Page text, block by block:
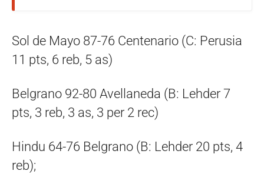
Sol de Mayo 87-76 Centenario (C: Perusia
11 pts, 6 reb, 5 as)
Belgrano 92-80 Avellaneda (B: Lehder 7
pts, 3 reb, 3 as, 3 per 2 rec)
Hindu 64-76 Belgrano (B: Lehder 20 pts, 4
reb);